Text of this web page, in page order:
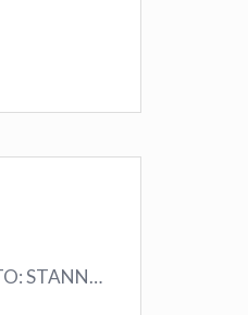
BITCOIN, CRYPTO: STANNO COMPRANDO TUTTI (GUARDA QUESTI DATI), EPPURE…